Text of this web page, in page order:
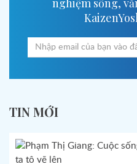
nghiệm sống,
TIN MỚI